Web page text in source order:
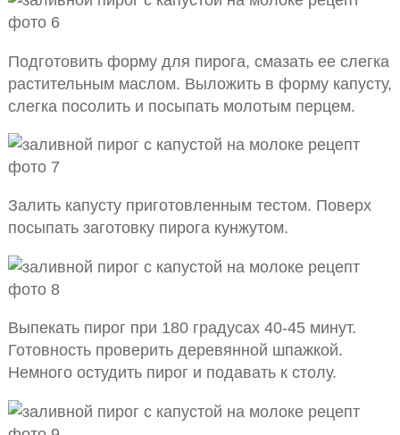
Подготовить форму для пирога, смазать ее слегка
растительным маслом. Выложить в форму капусту,
слегка посолить и посыпать молотым перцем.
Залить капусту приготовленным тестом. Поверх
посыпать заготовку пирога кунжутом.
Выпекать пирог при 180 градусах 40-45 минут.
Готовность проверить деревянной шпажкой.
Немного остудить пирог и подавать к столу.